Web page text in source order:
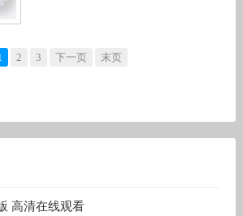
2 3 下一页 末页
高清在线观看